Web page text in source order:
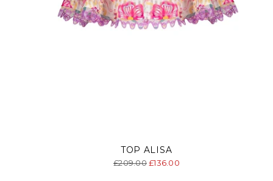
TOP ALISA
Precio
£209.00 £136.00